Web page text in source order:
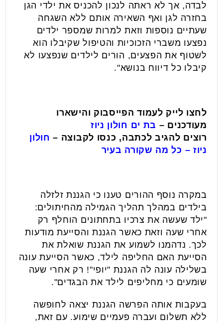
לבדה, אך לא ראתה לנכון להכניס את ילדי הגן
בחזרה לגן ואף השאירה אותם ללא השגחה
שעתיים נוספות וזאת למרות שמספר ילדים
נפצעו משברי הזכוכיות והטיפול שקיבלו הוא
לשטוף את הפצעים, הורים לילדים שנפצעו לא
קיבלו כל דיווח בנושא".
לחצו לייק לעמוד הפייסבוק והישארו
מעודכנים – בת ים חולון ניוז
רוצים להגיב לכתבה, כנסו לקבוצה – חולון
ניוז – כל מה שקורה בעיר
במקרה נוסף ההורים טענו כי הגננת זלזלה
בילדים במהלך תהליך הגמילה מהחיתולים:
"ילד שעשה את צרכיו בתחתונים הוחלף רק
אחרי שעה וזאת כאשר הגננת והסייעת מודעות
לכך. נדהמנו לשמוע את הגננת שואלת את
הסייעת האם החליפה לילד, כאשר הסייעת עונה
בשלילה עונה לה הגננת "יופי"! רק אחרי שעה
שומעים כי מחליפים לילד את הבגדים".
בעקבות אותה הפרשה הגננת יצאה לחופשה
ללא תשלום ועברה פעמיים שימוע. עם זאת,